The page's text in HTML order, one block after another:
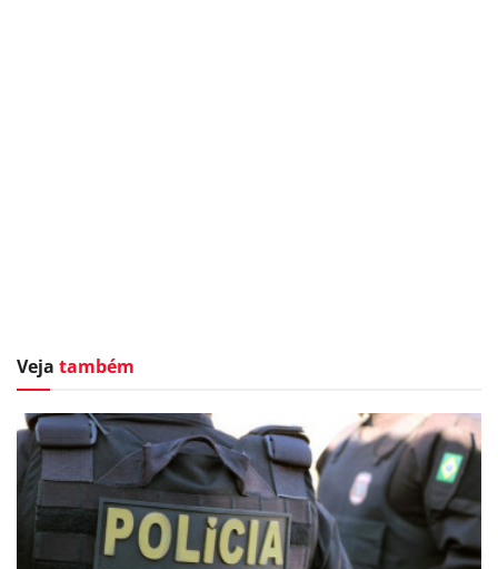
Veja também